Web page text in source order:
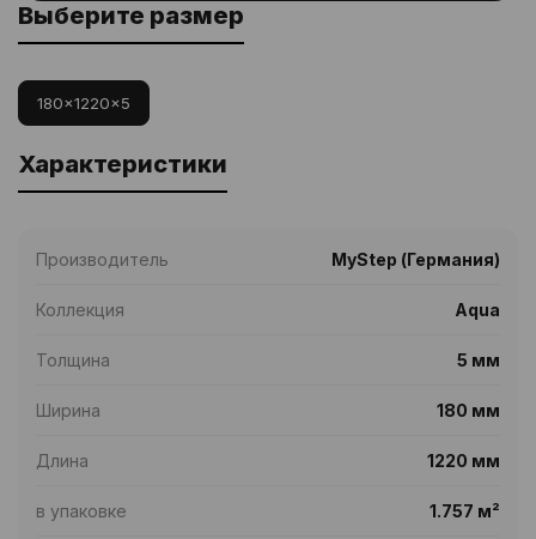
Выберите размер
180x1220x5
Характеристики
Производитель MyStep (Германия)
Коллекция Aqua
Толщина 5 мм
Ширина 180 мм
Длина 1220 мм
в упаковке 1.757 м²